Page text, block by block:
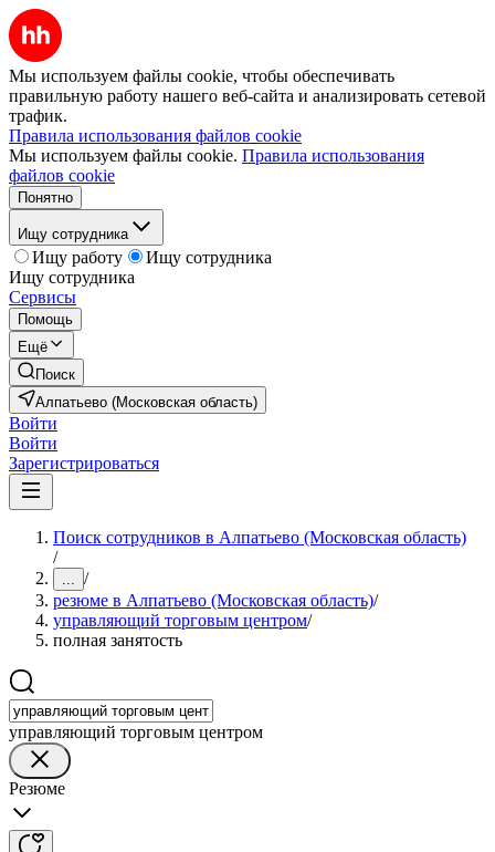
Мы используем файлы cookie, чтобы обеспечивать
правильную работу нашего веб-сайта и анализировать сетевой
трафик.
Правила использования файлов cookie
Мы используем файлы cookie. Правила использования
файлов cookie
Понятно
Ищу сотрудника
Ищу работу
Ищу сотрудника
Ищу сотрудника
Сервисы
Помощь
Ещё
Поиск
Алпатьево (Московская область)
Войти
Войти
Зарегистрироваться
Поиск сотрудников в Алпатьево (Московская область)
/
... /
резюме в Алпатьево (Московская область)/
управляющий торговым центром/
полная занятость
управляющий торговым центром
Резюме